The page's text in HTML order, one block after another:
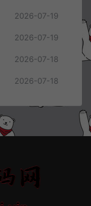
2026-07-19
2026-07-19
2026-07-18
2026-07-18